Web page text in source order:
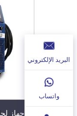
جهاز
البريد الإلكتروني
واتساب